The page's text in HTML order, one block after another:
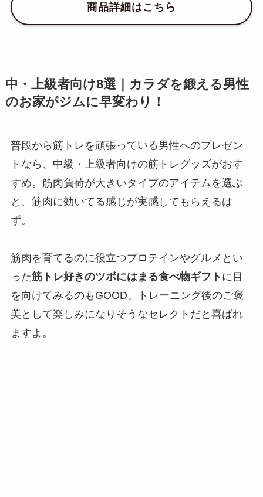
商品詳細はこちら
中・上級者向け8選｜カラダを鍛える男性
のお家がジムに早変わり！
普段から筋トレを頑張っている男性へのプレゼン
トなら、中級・上級者向けの筋トレグッズがおす
すめ。筋肉負荷が大きいタイプのアイテムを選ぶ
と、筋肉に効いてる感じが実感してもらえるは
ず。
筋肉を育てるのに役立つプロテインやグルメとい
った筋トレ好きのツボにはまる食べ物ギフト に目
を向けてみるのもGOOD。トレーニング後のご褒
美として楽しみになりそうなセレクトだと喜ばれ
ますよ。